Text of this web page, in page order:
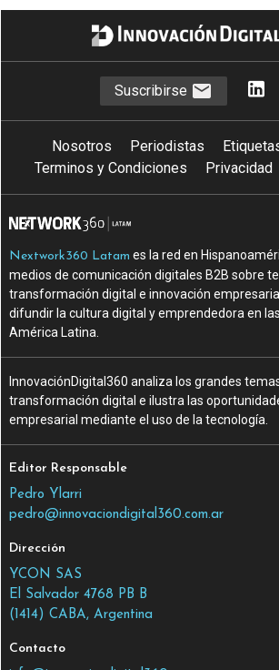
Suscribirse
Nosotros Periodistas
Terminos y Condiciones
Privacidad
Nextwork360 Latam es la red en
medios de comunicación digitales B2B sobre
transformación digital e innovación
difundir la cultura digital y emprendedora en
América Latina.
InnovaciónDigital360 analiza los grandes
transformación digital e ilustra las
empresarial mediante el uso de la tecnología.
Editor Responsable
Pedro Ylarri
pedro@innovaciondigital360.com.ar
Dirección
YCON SAS
El Salvador 4768 PB B
(1414) CABA, Argentina
Contacto